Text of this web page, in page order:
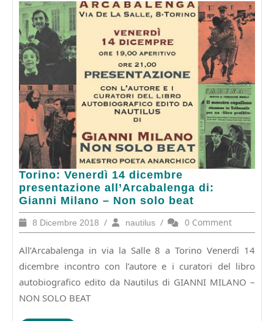
Torino: Venerdì 14 dicembre
presentazione all’Arcabalenga di:
Gianni Milano – Non solo beat
Torino:
Venerdì
14
dicembre
presentazione
di:
Gianni
Milano
–
Non
8 Dicembre 2018
Dicembre
2018
/ nautilusnautilus
/ 0 Comment
All’Arcabalenga in via la Salle 8 a Torino Venerdì 14
dicembre incontro con l’autore e i curatori del libro
autobiografico edito da Nautilus di GIANNI MILANO –
NON SOLO BEAT